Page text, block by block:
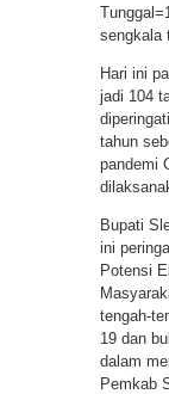
sengkala
Hari ini
jadi 104
tahun
pandemi
Bupati
ini
Potensi
tengah-
19 dan
dalam
Pemkab